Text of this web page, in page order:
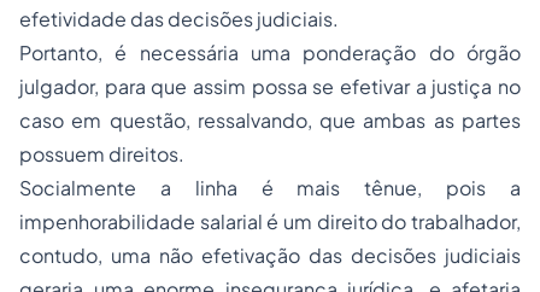
efetividade das decisões judiciais.
Portanto, é necessária uma ponderação do órgão
julgador, para que assim possa se efetivar a justiça no
caso em questão, ressalvando, que ambas as partes
possuem direitos.
Socialmente a linha é mais tênue, pois a
impenhorabilidade salarial é um direito do trabalhador,
contudo, uma não efetivação das decisões judiciais